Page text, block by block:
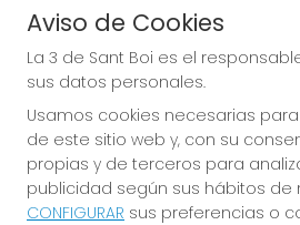
LA PRIMITIVA
Sorteo del día 10-
PRÓXIMO BOTE
Aviso de Cookies
La 3 de Sant Boi es el
sus datos personales.
Usamos cookies necesarias
de este sitio web y, con su
propias y de terceros para
publicidad según sus hábitos de
CONFIGURAR sus preferencias o